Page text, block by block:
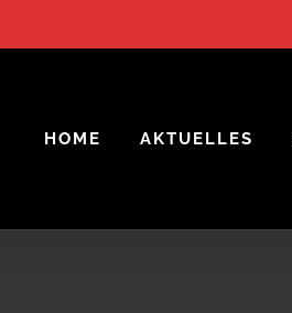
HOME AKTUELLES